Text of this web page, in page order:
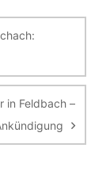
in Feldbach –